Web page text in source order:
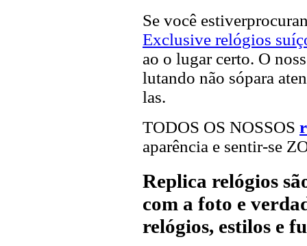
Se você
Exclusive relógios
ao o lugar certo. O
lutando não sópara
las.
TODOS OS NOSSOS
aparência e sentir-se
Replica relógios
com a foto e
relógios, estilos e